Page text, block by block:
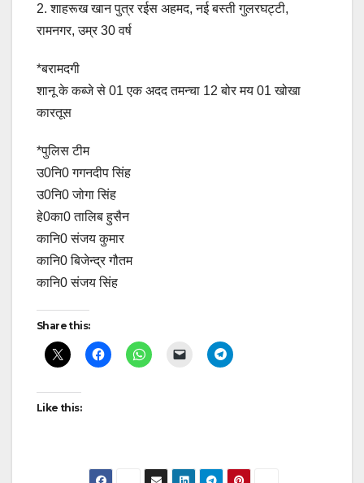
2. शाहरूख खान पुत्र रईस अहमद, नई बस्ती गुलरघट्टी,
रामनगर, उम्र 30 वर्ष
*बरामदगी
शानू के कब्जे से 01 एक अदद तमन्चा 12 बोर मय 01 खोखा
कारतूस
*पुलिस टीम
उ0नि0 गगनदीप सिंह
उ0नि0 जोगा सिंह
हे0का0 तालिब हुसैन
कानि0 संजय कुमार
कानि0 बिजेन्द्र गौतम
कानि0 संजय सिंह
Share this:
Like this: